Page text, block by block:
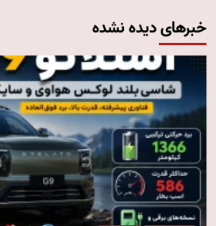
خبرهای دیده نشده